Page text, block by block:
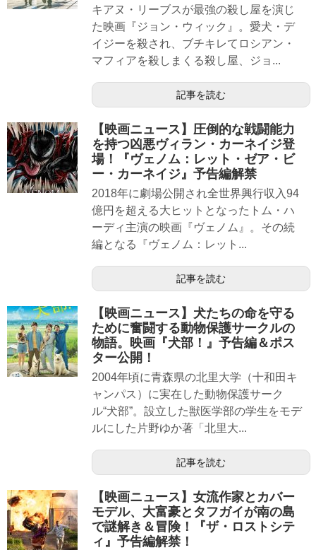
キアヌ・リーブスが最強の殺し屋を演じ
た映画『ジョン・ウィック』。愛犬・デ
イジーを殺され、ブチキレてロシアン・
マフィアを殺しまくる殺し屋、ジョ...
記事を読む
【映画ニュース】圧倒的な戦闘能力
を持つ凶悪ヴィラン・カーネイジ登
場！『ヴェノム：レット・ゼア・ビ
ー・カーネイジ』予告編解禁
2018年に劇場公開され全世界興行収入94
億円を超える大ヒットとなったトム・ハ
ーディ主演の映画『ヴェノム』。その続
編となる『ヴェノム：レット...
記事を読む
【映画ニュース】犬たちの命を守る
ために奮闘する動物保護サークルの
物語。映画『犬部！』予告編＆ポス
ター公開！
2004年頃に青森県の北里大学（十和田キ
ャンパス）に実在した動物保護サーク
ル“犬部”。設立した獣医学部の学生をモデ
ルにした片野ゆか著「北里大...
記事を読む
【映画ニュース】女流作家とカバー
モデル、大富豪とタフガイが南の島
で謎解き＆冒険！『ザ・ロストシテ
ィ』予告編解禁！